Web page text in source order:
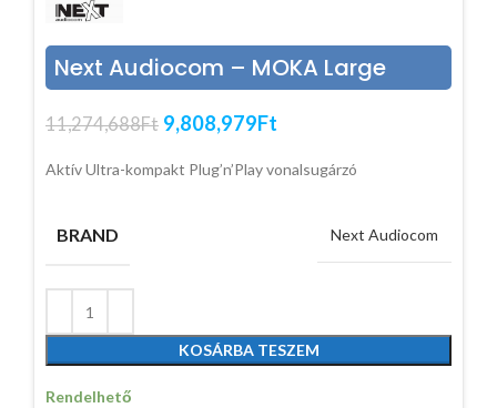
Next Audiocom – MOKA Large
11,274,688Ft 9,808,979Ft
Aktív Ultra-kompakt Plug’n’Play vonalsugárzó
BRAND Next Audiocom
KOSÁRBA TESZEM
Rendelhető